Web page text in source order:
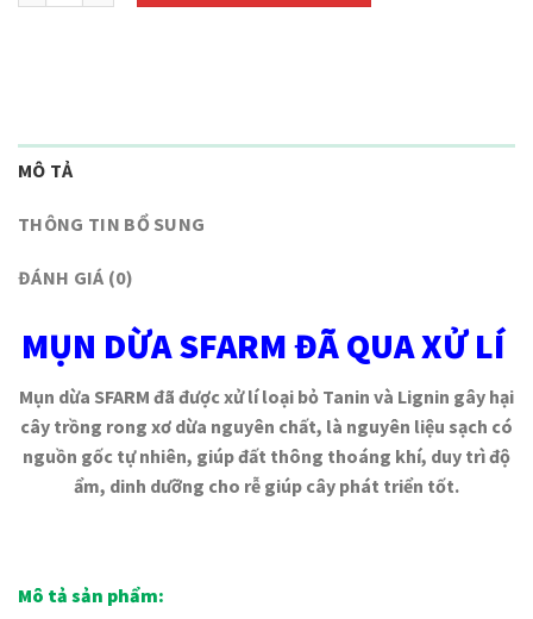
MÔ TẢ
THÔNG TIN BỔ SUNG
ĐÁNH GIÁ (0)
MỤN DỪASFARMĐÃ QUA XỬ LÍ
Mụn dừa SFARM đã được xử lí loại bỏ Tanin và Lignin gây hại
cây trồng rong xơ dừa nguyên chất, là nguyên liệu sạch có
nguồn gốc tự nhiên, giúp đất thông thoáng khí, duy trì độ
ẩm, dinh dưỡng cho rễ giúp cây phát triển tốt.
Mô tả sản phẩm: